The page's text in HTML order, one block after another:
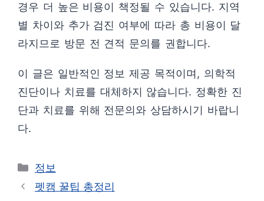
경우 더 높은 비용이 책정될 수 있습니다. 지역
별 차이와 추가 검진 여부에 따라 총 비용이 달
라지므로 방문 전 견적 문의를 권합니다.
이 글은 일반적인 정보 제공 목적이며, 의학적
진단이나 치료를 대체하지 않습니다. 정확한 진
단과 치료를 위해 전문의와 상담하시기 바랍니
다.
카
테
정보
펫캠 꿀팁 총정리